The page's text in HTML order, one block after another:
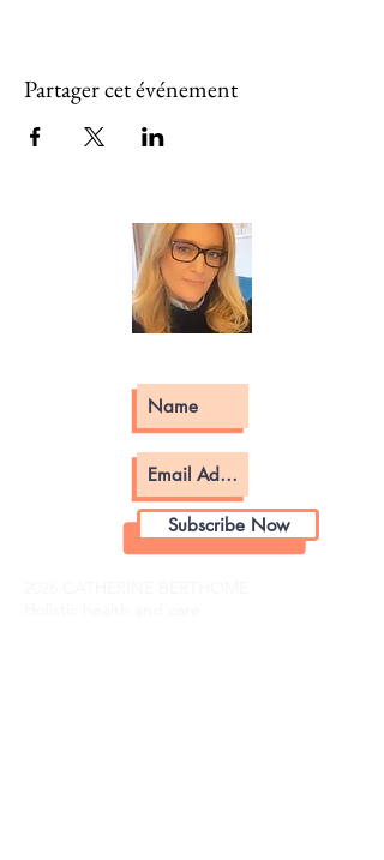
Partager cet événement
Subscribe Now